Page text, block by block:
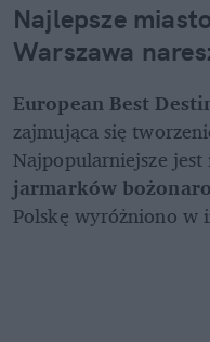
Najlepsze
Warszawa
European Best
zajmująca się
Najpopularniejsze
jarmarków
Polskę wyróżniono w